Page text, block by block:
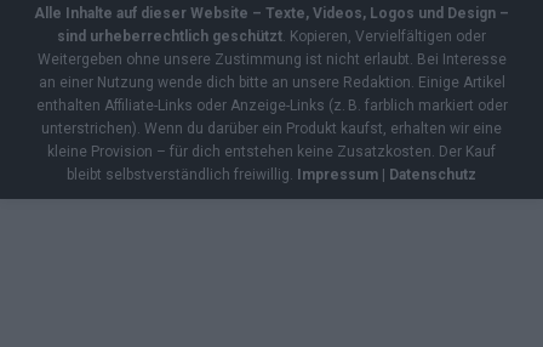
Alle Inhalte auf dieser Website – Texte, Videos, Logos und Design –
sind urheberrechtlich geschützt . Kopieren, Vervielfältigen oder
Weitergeben ohne unsere Zustimmung ist nicht erlaubt. Bei Interesse
an einer Nutzung wende dich bitte an unsere Redaktion. Einige Artikel
enthalten Affiliate-Links oder Anzeige-Links (z. B. farblich markiert oder
unterstrichen). Wenn du darüber ein Produkt kaufst, erhalten wir eine
kleine Provision – für dich entstehen keine Zusatzkosten. Der Kauf
bleibt selbstverständlich freiwillig. Impressum | Datenschutz